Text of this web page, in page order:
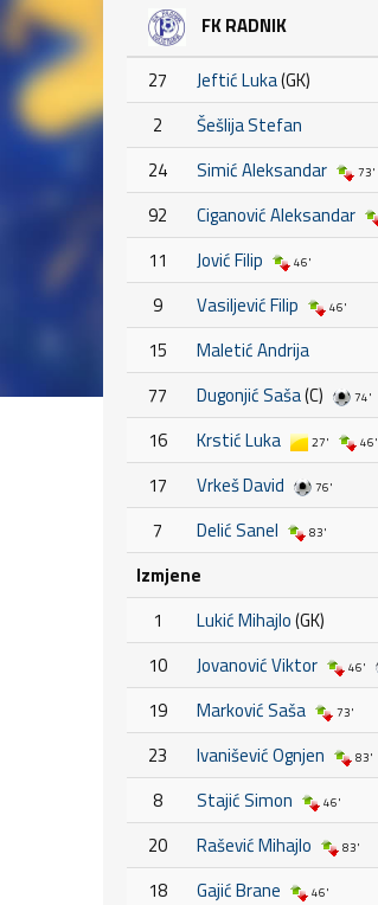
FK RADNIK
27 Jeftić Luka(GK)
2
Šešlija Stefan
24
Simić Aleksandar 73'
92 Ciganović Aleksandar
11 Jović Filip 46'
9 Vasiljević Filip 46'
15
Maletić Andrija
77
Dugonjić Saša(C) 74'
16 Krstić Luka 27' 46'
17 Vrkeš David 76'
7 Delić Sanel 83'
Izmjene
1
Lukić Mihajlo(GK)
10
Jovanović Viktor 46'
19 Marković Saša 73'
23 Ivanišević Ognjen 83'
8 Stajić Simon 46'
20 Rašević Mihajlo 83'
18 Gajić Brane 46'